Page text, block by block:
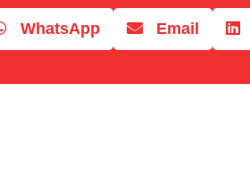
WhatsApp Email